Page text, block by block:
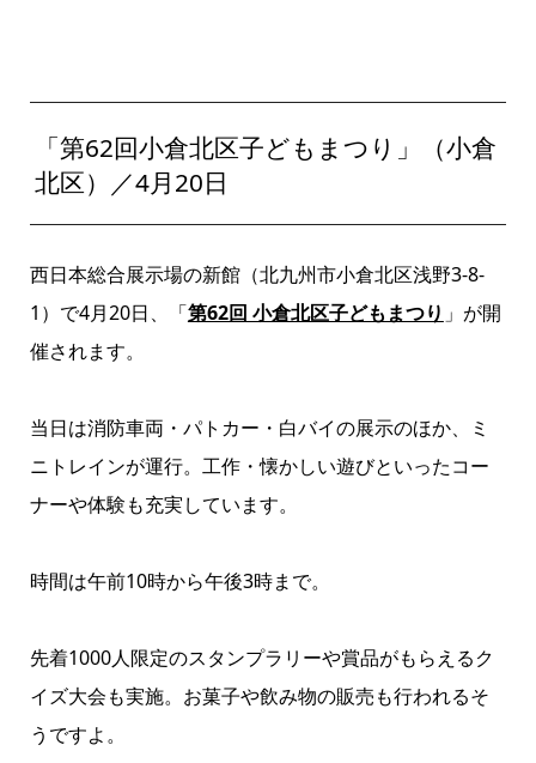
「第62回小倉北区子どもまつり」（小倉
北区）／4月20日
西日本総合展示場の新館（北九州市小倉北区浅野3-8-
1）で4月20日、「第62回 小倉北区子どもまつり 」が開
催されます。
当日は消防車両・パトカー・白バイの展示のほか、ミ
ニトレインが運行。工作・懐かしい遊びといったコー
ナーや体験も充実しています。
時間は午前10時から午後3時まで。
先着1000人限定のスタンプラリーや賞品がもらえるク
イズ大会も実施。お菓子や飲み物の販売も行われるそ
うですよ。